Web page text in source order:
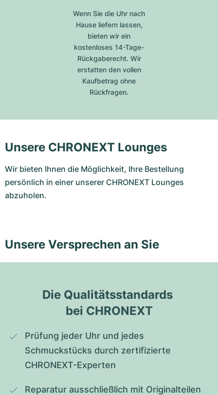
Wenn Sie die Uhr nach
Hause liefern lassen,
bieten wir ein
kostenloses 14-Tage-
Rückgaberecht. Wir
erstatten den vollen
Kaufbetrag ohne
Rückfragen.
Unsere CHRONEXT Lounges
Wir bieten Ihnen die Möglichkeit, Ihre Bestellung
persönlich in einer unserer CHRONEXT Lounges
abzuholen.
Unsere Versprechen an Sie
Die Qualitätsstandards
bei CHRONEXT
Prüfung jeder Uhr und jedes
Schmuckstücks durch zertifizierte
CHRONEXT-Experten
Reparatur ausschließlich mit Originalteilen